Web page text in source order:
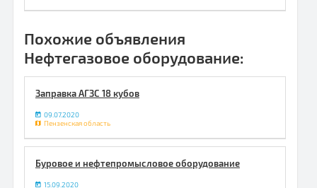
Похожие объявления
Нефтегазовое оборудование:
Заправка АГЗС 18 кубов
09.07.2020
Пензенская область
Буровое и нефтепромысловое оборудование
15.09.2020